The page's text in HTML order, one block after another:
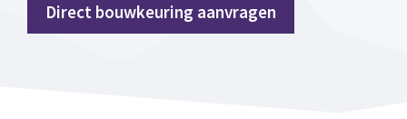
Direct bouwkeuring aanvragen